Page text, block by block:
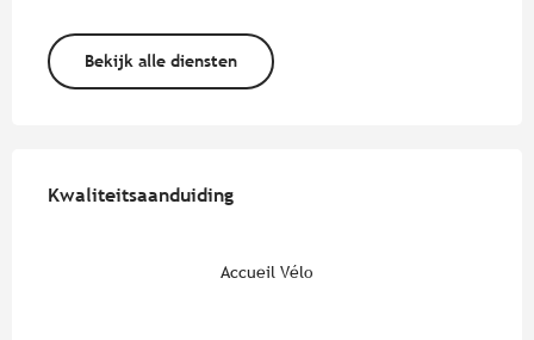
Bekijk alle diensten
Kwaliteitsaanduiding
Kwaliteitsaanduiding
Accueil Vélo